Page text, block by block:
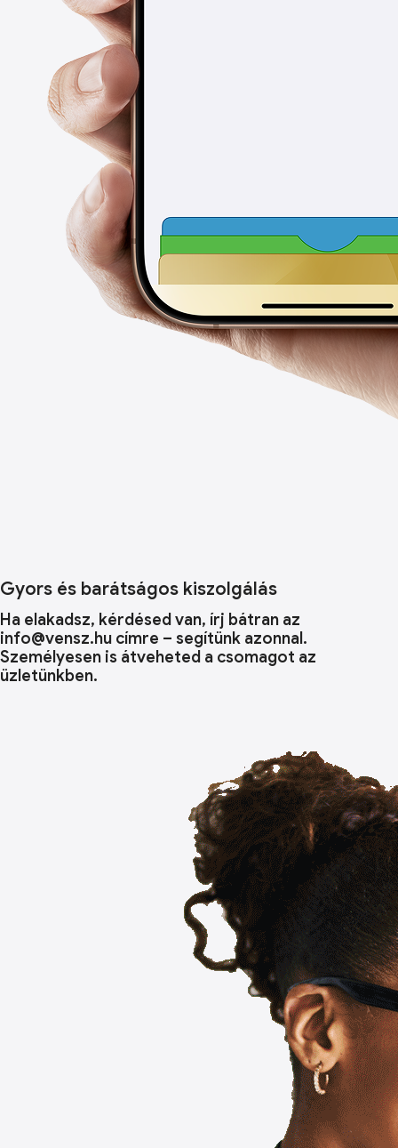
Gyors és barátságos kiszolgálás
Ha elakadsz, kérdésed van, írj bátran az
info@vensz.hu címre – segítünk azonnal.
Személyesen is átveheted a csomagot az
üzletünkben.